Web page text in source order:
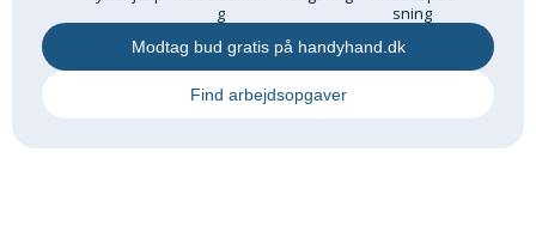
Om Værktøj
Andet
g
sning
Modtag bud gratis på handyhand.dk
Find arbejdsopgaver